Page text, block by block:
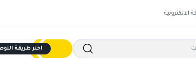
الالكترونية
اختر طريقة